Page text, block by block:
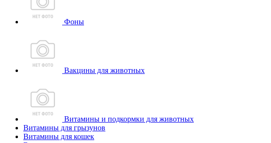
Фоны
Вакцины для животных
Витамины и подкормки для животных
Витамины для грызунов
Витамины для кошек